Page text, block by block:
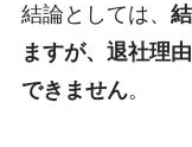
結論としては、
ますが、退社理
できません。